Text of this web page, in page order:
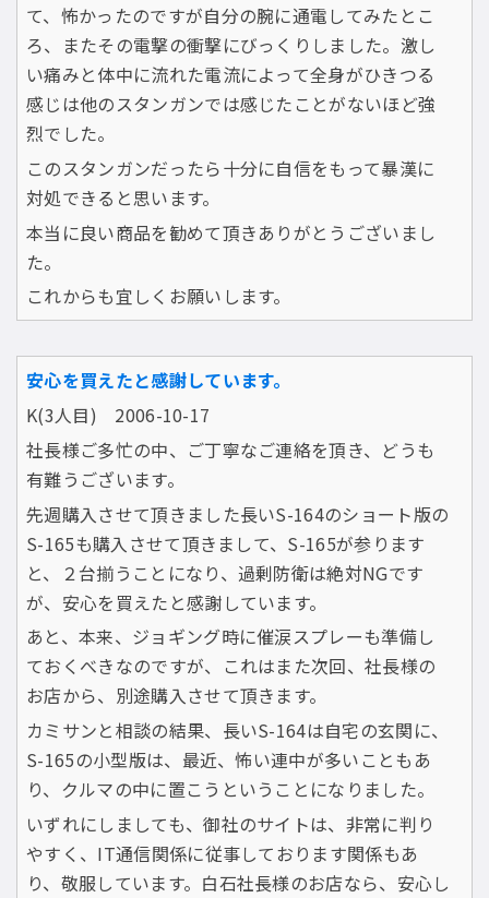
て、怖かったのですが自分の腕に通電してみたとこ
ろ、またその電撃の衝撃にびっくりしました。激し
い痛みと体中に流れた電流によって全身がひきつる
感じは他のスタンガンでは感じたことがないほど強
烈でした。
このスタンガンだったら十分に自信をもって暴漢に
対処できると思います。
本当に良い商品を勧めて頂きありがとうございまし
た。
これからも宜しくお願いします。
安心を買えたと感謝しています。
K(3人目) 2006-10-17
社長様ご多忙の中、ご丁寧なご連絡を頂き、どうも
有難うございます。
先週購入させて頂きました長いS-164のショート版の
S-165も購入させて頂きまして、S-165が参ります
と、２台揃うことになり、過剰防衛は絶対NGです
が、安心を買えたと感謝しています。
あと、本来、ジョギング時に催涙スプレーも準備し
ておくべきなのですが、これはまた次回、社長様の
お店から、別途購入させて頂きます。
カミサンと相談の結果、長いS-164は自宅の玄関に、
S-165の小型版は、最近、怖い連中が多いこともあ
り、クルマの中に置こうということになりました。
いずれにしましても、御社のサイトは、非常に判り
やすく、IT通信関係に従事しております関係もあ
り、敬服しています。白石社長様のお店なら、安心し